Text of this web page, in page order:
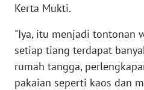
Kerta Mukti.
"Iya, itu menjadi tontonan
setiap tiang terdapat
rumah tangga,
pakaian seperti kaos dan
WN
WN
BABEL